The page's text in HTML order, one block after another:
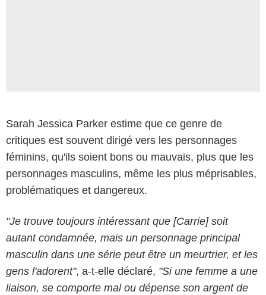
Sarah Jessica Parker estime que ce genre de
critiques est souvent dirigé vers les personnages
féminins, qu'ils soient bons ou mauvais, plus que les
personnages masculins, même les plus méprisables,
problématiques et dangereux.
"Je trouve toujours intéressant que [Carrie] soit
autant condamnée, mais un personnage principal
masculin dans une série peut être un meurtrier, et les
gens l'adorent", a-t-elle déclaré, "Si une femme a une
liaison, se comporte mal ou dépense son argent de